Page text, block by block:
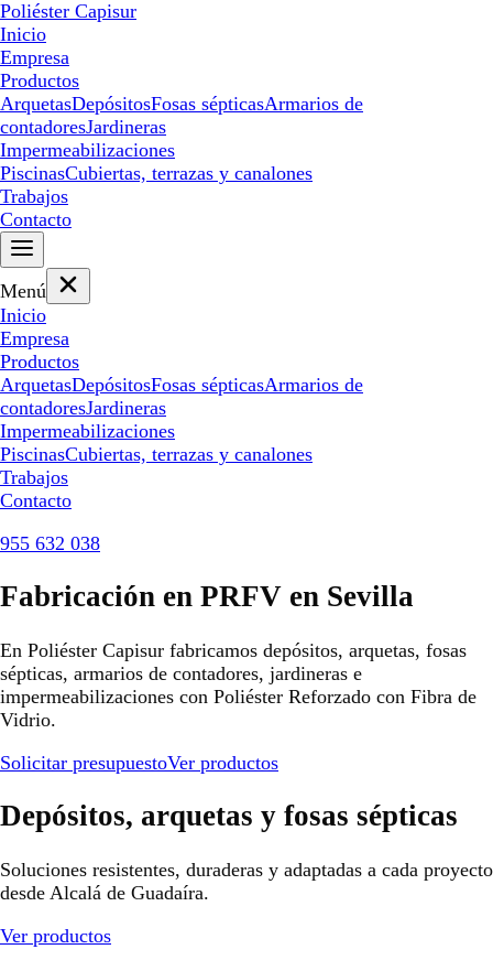
Poliéster Capisur
Inicio
Empresa
Productos
ArquetasDepósitosFosas sépticasArmarios de
contadoresJardineras
Impermeabilizaciones
PiscinasCubiertas, terrazas y canalones
Trabajos
Contacto
Menú
Inicio
Empresa
Productos
ArquetasDepósitosFosas sépticasArmarios de
contadoresJardineras
Impermeabilizaciones
PiscinasCubiertas, terrazas y canalones
Trabajos
Contacto
955 632 038
Fabricación en PRFV en Sevilla
En Poliéster Capisur fabricamos depósitos, arquetas, fosas
sépticas, armarios de contadores, jardineras e
impermeabilizaciones con Poliéster Reforzado con Fibra de
Vidrio.
Solicitar presupuestoVer productos
Depósitos, arquetas y fosas sépticas
Soluciones resistentes, duraderas y adaptadas a cada proyecto
desde Alcalá de Guadaíra.
Ver productos